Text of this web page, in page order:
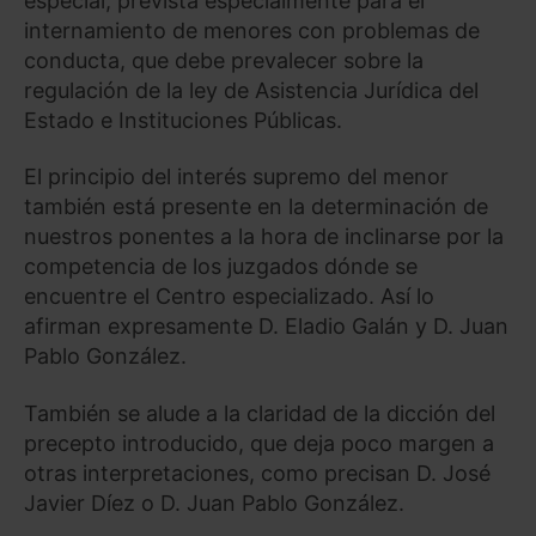
Saber más acerca de las cookies
internamiento de menores con problemas de
conducta, que debe prevalecer sobre la
regulación de la ley de Asistencia Jurídica del
Estado e Instituciones Públicas.
El principio del interés supremo del menor
también está presente en la determinación de
nuestros ponentes a la hora de inclinarse por la
competencia de los juzgados dónde se
encuentre el Centro especializado. Así lo
afirman expresamente D. Eladio Galán y D. Juan
Pablo González.
También se alude a la claridad de la dicción del
precepto introducido, que deja poco margen a
otras interpretaciones, como precisan D. José
Javier Díez o D. Juan Pablo González.